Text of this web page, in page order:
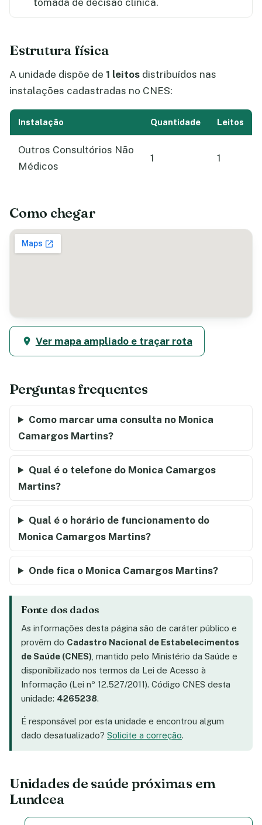
Estrutura física
A unidade dispõe de 1 leitos distribuídos nas
instalações cadastradas no CNES:
Instalação Quantidade Leitos
Outros Consultórios Não
Médicos
1 1
Como chegar
Ver mapa ampliado e traçar rota
Perguntas frequentes
Como marcar uma consulta no Monica
Camargos Martins?
Qual é o telefone do Monica Camargos
Martins?
Qual é o horário de funcionamento do
Monica Camargos Martins?
Onde fica o Monica Camargos Martins?
Fonte dos dados
As informações desta página são de caráter público e
provêm do Cadastro Nacional de Estabelecimentos
de Saúde (CNES) , mantido pelo Ministério da Saúde e
disponibilizado nos termos da Lei de Acesso à
Informação (Lei nº 12.527/2011). Código CNES desta
unidade: 4265238.
É responsável por esta unidade e encontrou algum
dado desatualizado? Solicite a correção.
Unidades de saúde próximas em
Lundcea